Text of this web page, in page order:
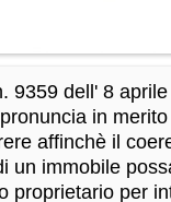
9359 dell' 8
in
affinchè il
un immobile
proprietario per